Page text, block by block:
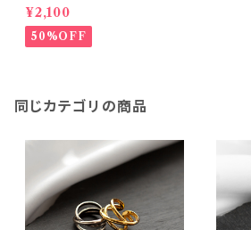
¥2,100
50%OFF
同じカテゴリの商品